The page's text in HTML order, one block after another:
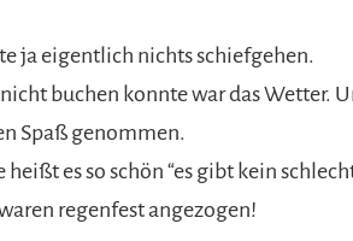
ja eigentlich nichts schiefgehen.
buchen konnte war das Wetter.
Spaß genommen.
heißt es so schön “es gibt kein
regenfest angezogen!